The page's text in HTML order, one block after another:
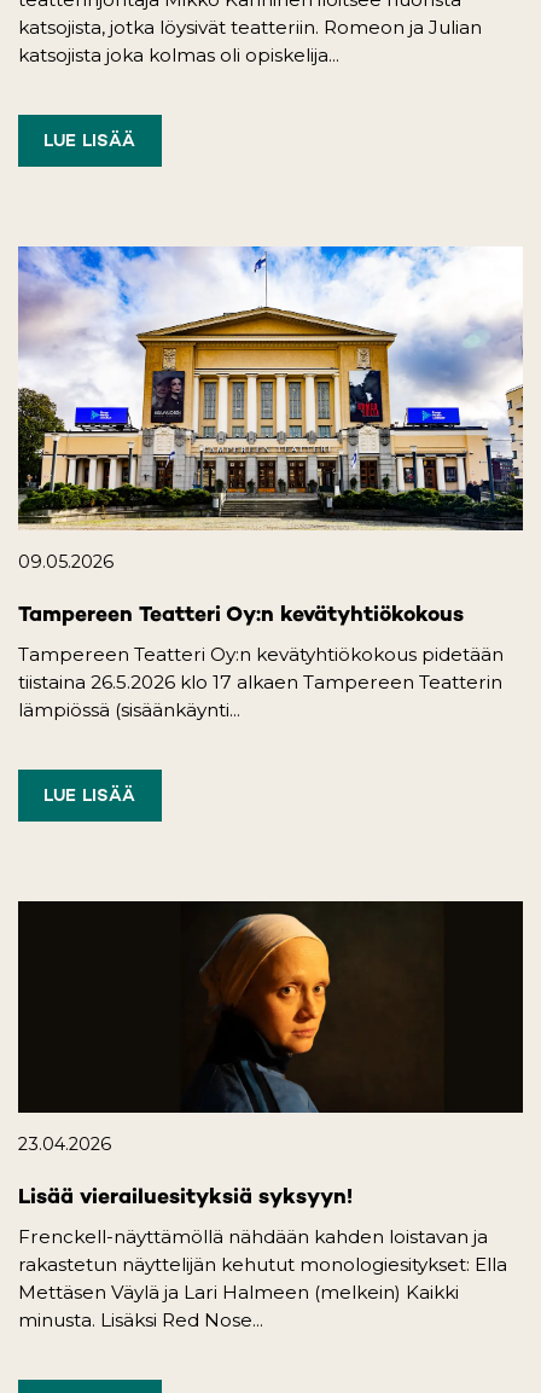
katsojista, jotka löysivät teatteriin. Romeon ja Julian
katsojista joka kolmas oli opiskelija...
LUE LISÄÄ
09.05.2026
Tampereen Teatteri Oy:n kevätyhtiökokous
Tampereen Teatteri Oy:n kevätyhtiökokous pidetään
tiistaina 26.5.2026 klo 17 alkaen Tampereen Teatterin
lämpiössä (sisäänkäynti...
LUE LISÄÄ
23.04.2026
Lisää vierailuesityksiä syksyyn!
Frenckell-näyttämöllä nähdään kahden loistavan ja
rakastetun näyttelijän kehutut monologiesitykset: Ella
Mettäsen Väylä ja Lari Halmeen (melkein) Kaikki
minusta. Lisäksi Red Nose...